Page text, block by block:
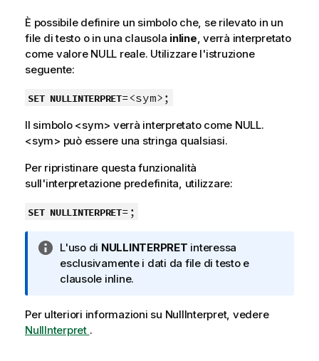
i
c
a
È possibile definire un simbolo che, se rilevato in un
file di testo o in una clausola inline, verrà interpretato
come valore NULL reale. Utilizzare l'istruzione
seguente:
SET NULLINTERPRET=<sym>;
Il simbolo <sym> verrà interpretato come NULL.
<sym> può essere una stringa qualsiasi.
Per ripristinare questa funzionalità
sull'interpretazione predefinita, utilizzare:
SET NULLINTERPRET=;
N
o
t
i
n
L'uso di NULLINTERPRET interessa
esclusivamente i dati da file di testo e
clausole inline.
Per ulteriori informazioni su NullInterpret, vedere
NullInterpret .